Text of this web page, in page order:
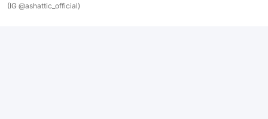
(IG @ashattic_official)